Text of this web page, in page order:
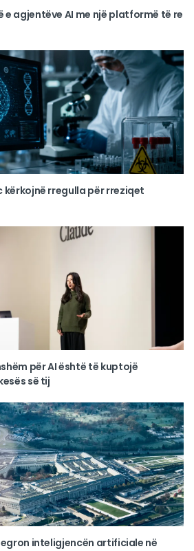
e agjentëve AI me një platformë të re
kërkojnë rregulla për rreziqet
për AI është të kuptojë
së tij
inteligjencën artificiale në